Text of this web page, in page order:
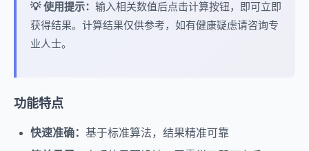
💡 使用提示： 输入相关数值后点击计算按钮，即可立即
获得结果。计算结果仅供参考，如有健康疑虑请咨询专
业人士。
功能特点
快速准确： 基于标准算法，结果精准可靠